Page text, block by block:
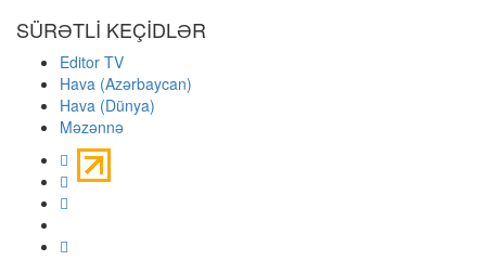
SÜRƏTLİ KEÇİDLƏR
Editor TV
Hava (Azərbaycan)
Hava (Dünya)
Məzənnə